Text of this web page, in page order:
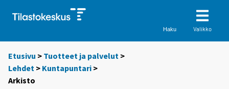
Haku Valikko
Etusivu > Tuotteet ja palvelut >
Lehdet > Kuntapuntari >
Arkisto